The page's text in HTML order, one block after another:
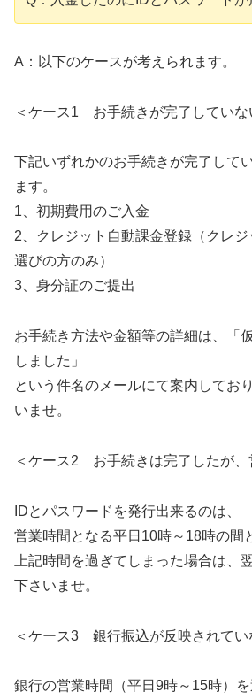
A：以下のケースが考えられます。
＜ケース1 お手続きが完了していな
下記いずれかのお手続きが完了して
ます。
1、初期費用のご入金
2、クレジット自動課金登録（クレ
選びの方のみ）
3、身分証のご提出
お手続き方法や金額等の詳細は、「
しました」
という件名のメールにて案内してお
いませ。
＜ケース2 お手続きは完了したが、
IDとパスワードを発行出来るのは、
営業時間となる平日10時～18時の間
上記時間を過ぎてしまった場合は、
下さいませ。
＜ケース3 銀行振込が反映されてい
銀行の営業時間（平日9時～15時）